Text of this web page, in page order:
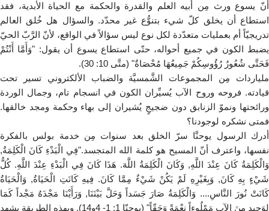
أنّ يسوع ورث مِن أبيه العلم والقدرة والحكمة مع الحياة الأبدية، فقد
استطاع أن يخلق كلّ شيء بتنوُّع غير محدّد. والسؤال هل خُلق العالم
تدريجيّاً أم بعمليات متعدّدة لكل نوع ليس سؤالاً في الواقع، لأنّ الرَّبّ الحيّ
يضبط الكون في جميع أحواله، حتّى استطاع يسوع أن يقول: "وَأَمَّا أَنْتُمْ
فَحَتَّى شُعُورُ رُؤُوسِكُمْ جَمِيعُهَا مُحْصَاةٌ" (متَّى 10: 30).
ملياردات مِن المجموعات الشَّمسيَّة والضباب الألكتروني تسير تحت
قيادته. فروحه وروح الآب يُسيِّران الكون في انسجام تام، وجمال الوردة
ورائحتها ونموّ الزنابق دون ضجيجٍ يُشيران إلى بهاء وحكمة ومجد خالقها.
فمتى نشكره لوجودنا؟
أدرك الرسول يوحنَّا سرّ الخلق بعد سنوات مِن خدمة بولس بالفكرة
نفسها، واعترف أنّ المسيح هو كلمة الله المتجسد."فِي الْبَدْءِ كَانَ الْكَلِمَةُ,
وَالْكَلِمَةُ كَانَ عِنْدَ اللَّهِ, وَكَانَ الْكَلِمَةُ اللَّهَ. هَذَا كَانَ فِي الْبَدْءِ عِنْدَ اللَّهِ. كُلُّ
شَيْءٍ بِهِ كَانَ, وَبِغَيْرِهِ لَمْ يَكُنْ شَيْءٌ مِمَّا كَانَ. فِيهِ كَانَتِ الْحَيَاةُ, وَالْحَيَاةُ
كَانَتْ نُورَ النَّاسِ.... وَالْكَلِمَةُ صَارَ جَسَداً وَحَلَّ بَيْنَنَا, وَرَأَيْنَا مَجْدَهُ مَجْداً كَمَا
لِوَحِيدٍ مِنَ الآبِ مَمْلُوءاً نِعْمَةً وَحَقّاً" (يوحنّا 1: 1- 4و14). وبهذه الطريقة يشهد